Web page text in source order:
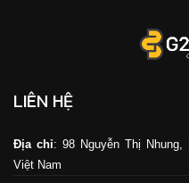
LIÊN HỆ
Địa chỉ: 98 Nguyễn Thị
Việt Nam